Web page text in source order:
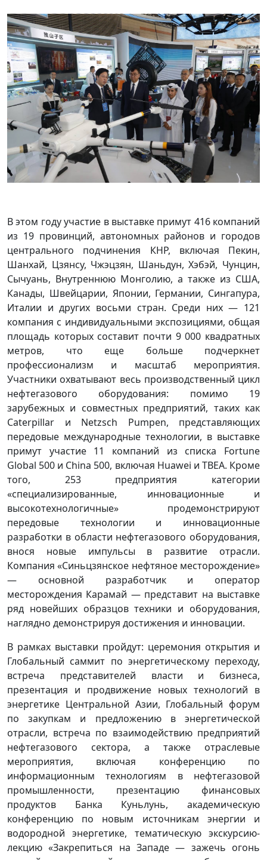
В этом году участие в выставке примут 416 компаний
из 19 провинций, автономных районов и городов
центрального подчинения КНР, включая Пекин,
Шанхай, Цзянсу, Чжэцзян, Шаньдун, Хэбэй, Чунцин,
Сычуань, Внутреннюю Монголию, а также из США,
Канады, Швейцарии, Японии, Германии, Сингапура,
Италии и других восьми стран. Среди них — 121
компания с индивидуальными экспозициями, общая
площадь которых составит почти 9 000 квадратных
метров, что еще больше подчеркнет
профессионализм и масштаб мероприятия.
Участники охватывают весь производственный цикл
нефтегазового оборудования: помимо 19
зарубежных и совместных предприятий, таких как
Caterpillar и Netzsch Pumpen, представляющих
передовые международные технологии, в выставке
примут участие 11 компаний из списка Fortune
Global 500 и China 500, включая Huawei и TBEA. Кроме
того, 253 предприятия категории
«специализированные, инновационные и
высокотехнологичные» продемонстрируют
передовые технологии и инновационные
разработки в области нефтегазового оборудования,
внося новые импульсы в развитие отрасли.
Компания «Синьцзянское нефтяное месторождение»
— основной разработчик и оператор
месторождения Карамай — представит на выставке
ряд новейших образцов техники и оборудования,
наглядно демонстрируя достижения и инновации.
В рамках выставки пройдут: церемония открытия и
Глобальный саммит по энергетическому переходу,
встреча представителей власти и бизнеса,
презентация и продвижение новых технологий в
энергетике Центральной Азии, Глобальный форум
по закупкам и предложению в энергетической
отрасли, встреча по взаимодействию предприятий
нефтегазового сектора, а также отраслевые
мероприятия, включая конференцию по
информационным технологиям в нефтегазовой
промышленности, презентацию финансовых
продуктов Банка Куньлунь, академическую
конференцию по новым источникам энергии и
водородной энергетике, тематическую экскурсию-
лекцию «Закрепиться на Западе — зажечь огонь